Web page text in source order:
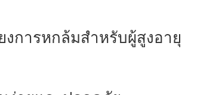
การหกล้มสำหรับผู้สูงอายุ